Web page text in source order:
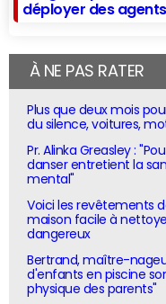
déployer des
À NE PAS RATER
Plus que deux mois
du silence, voitures,
Pr. Alinka Greasley :
danser entretient la
mental"
Voici les revêtements
maison facile à
dangereux
Bertrand, maître-
d'enfants en piscine
physique des parents"